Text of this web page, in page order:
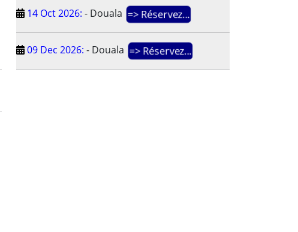
14 Oct 2026: - Douala => Réservez...
09 Dec 2026: - Douala => Réservez...